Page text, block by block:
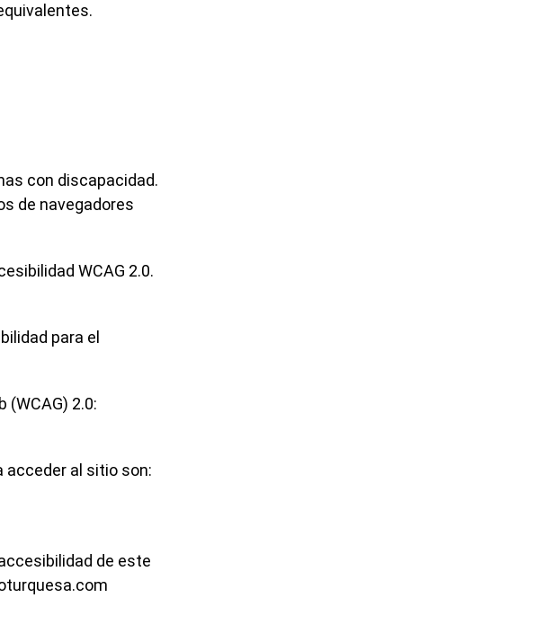
con discapacidad.
de navegadores
WCAG 2.0.
para el
2.0:
acceder al sitio son:
de este